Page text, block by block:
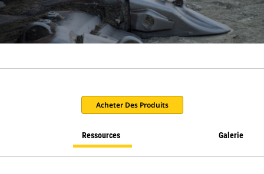
Acheter Des Produits
Ressources Galerie